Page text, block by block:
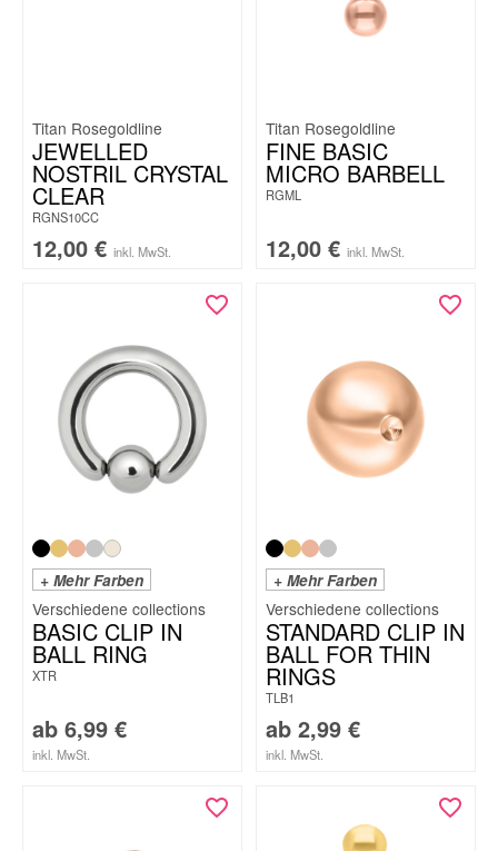
Titan Rosegoldline
JEWELLED
NOSTRIL CRYSTAL
CLEAR
RGNS10CC
12,00 € inkl. MwSt.
Titan Rosegoldline
FINE BASIC
MICRO BARBELL
RGML
12,00 € inkl. MwSt.
+ Mehr Farben
BASIC CLIP IN
BALL RING
XTR
ab 6,99 €
inkl. MwSt.
+ Mehr Farben
STANDARD CLIP IN
BALL FOR THIN
RINGS
TLB1
ab 2,99 €
inkl. MwSt.